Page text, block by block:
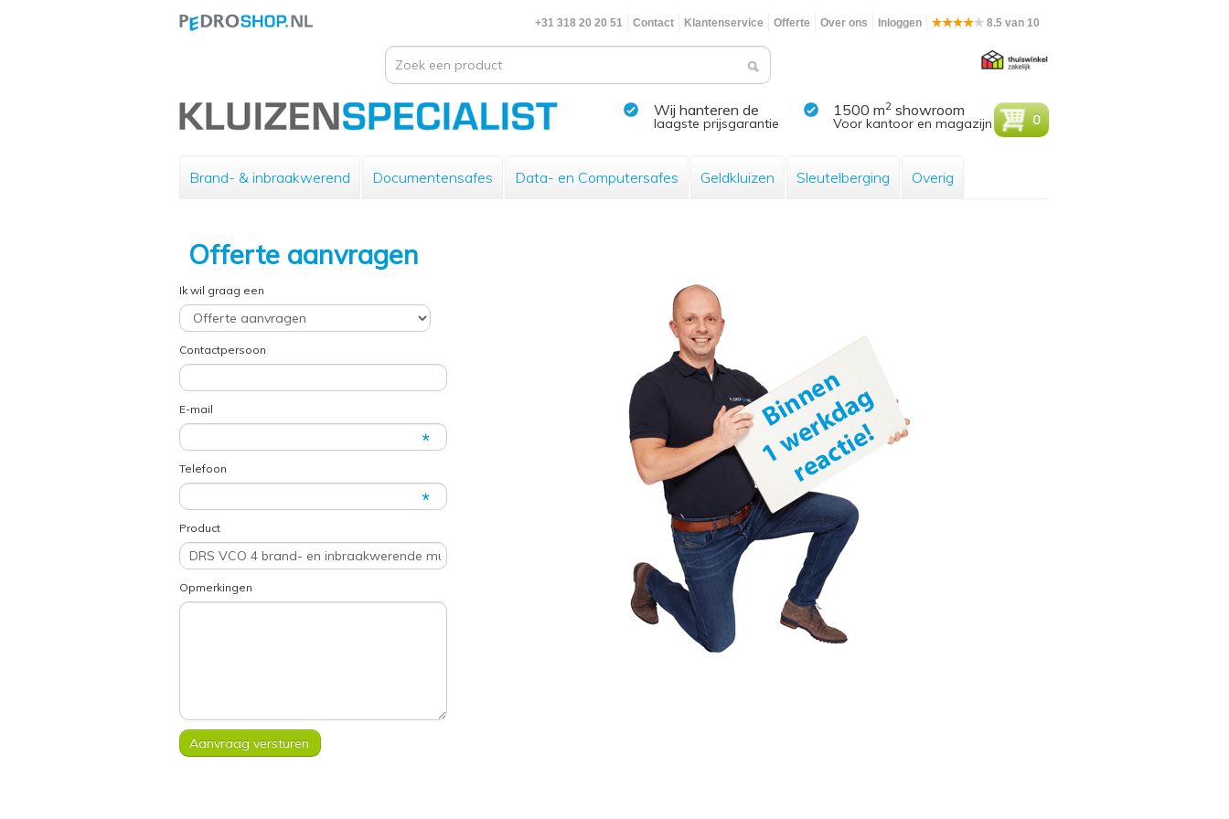
+31 318 20 20 51 Contact Klantenservice Offerte Over ons Inloggen 8.5 van 10
Wij hanteren de
laagste prijsgarantie
1500 m2 showroom
Voor kantoor en magazijn 0
Brand- & inbraakwerend Documentensafes Data- en Computersafes Geldkluizen Sleutelberging Overig
Offerte aanvragen
Ik wil graag een
Contactpersoon
E-mail
Telefoon
Product
Opmerkingen